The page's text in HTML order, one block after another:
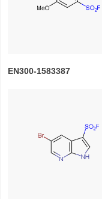
EN300-1583387